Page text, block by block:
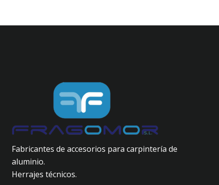
Fabricantes de accesorios para carpintería de
aluminio.
Herrajes técnicos.